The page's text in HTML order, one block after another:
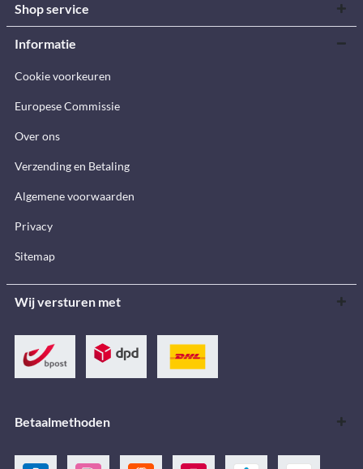
Shop service
Informatie
Cookie voorkeuren
Europese Commissie
Over ons
Verzending en Betaling
Algemene voorwaarden
Privacy
Sitemap
Wij versturen met
Betaalmethoden